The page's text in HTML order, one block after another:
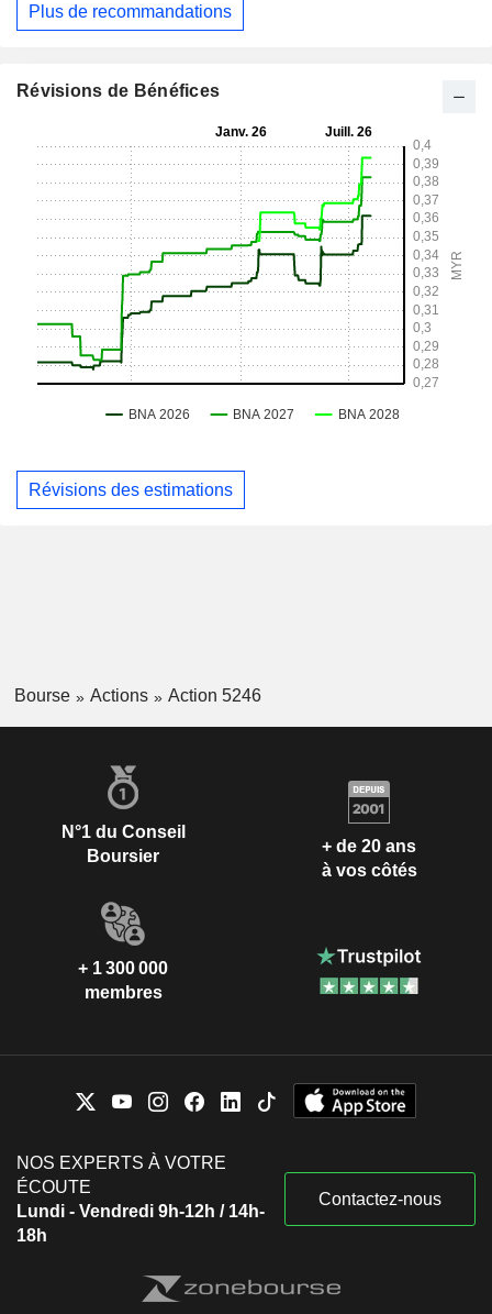
Plus de recommandations
Révisions de Bénéfices
Révisions des estimations
Bourse Actions Action 5246
N°1 du Conseil
Boursier
+ de 20 ans
à vos côtés
+ 1 300 000
membres
NOS EXPERTS À VOTRE
ÉCOUTE
Lundi - Vendredi 9h-12h / 14h-
18h
Contactez-nous